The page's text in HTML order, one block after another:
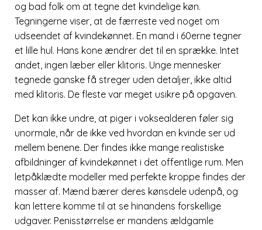
og bad folk om at tegne det kvindelige køn.
Tegningerne viser, at de færreste ved noget om
udseendet af kvindekønnet. En mand i 60erne tegner
et lille hul. Hans kone ændrer det til en sprække. Intet
andet, ingen læber eller klitoris. Unge mennesker
tegnede ganske få streger uden detaljer, ikke altid
med klitoris. De fleste var meget usikre på opgaven.
Det kan ikke undre, at piger i voksealderen føler sig
unormale, når de ikke ved hvordan en kvinde ser ud
mellem benene. Der findes ikke mange realistiske
afbildninger af kvindekønnet i det offentlige rum. Men
letpåklædte modeller med perfekte kroppe findes der
masser af. Mænd bærer deres kønsdele udenpå, og
kan lettere komme til at se hinandens forskellige
udgaver. Penisstørrelse er mandens ældgamle